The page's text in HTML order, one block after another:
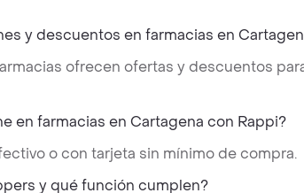
y descuentos en farmacias en
ofrecen ofertas y descuentos
en farmacias en Cartagena con Rappi?
o con tarjeta sin mínimo de compra.
y qué función cumplen?